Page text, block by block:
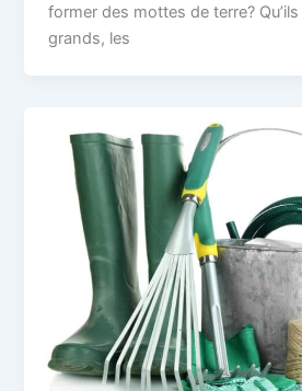
former des mottes de terre?
grands, les